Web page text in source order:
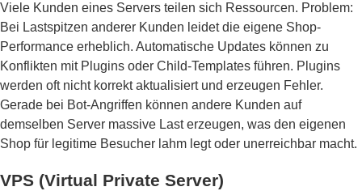
Viele Kunden eines Servers teilen sich Ressourcen. Problem:
Bei Lastspitzen anderer Kunden leidet die eigene Shop-
Performance erheblich. Automatische Updates können zu
Konflikten mit Plugins oder Child-Templates führen. Plugins
werden oft nicht korrekt aktualisiert und erzeugen Fehler.
Gerade bei Bot-Angriffen können andere Kunden auf
demselben Server massive Last erzeugen, was den eigenen
Shop für legitime Besucher lahm legt oder unerreichbar macht.
VPS (Virtual Private Server)